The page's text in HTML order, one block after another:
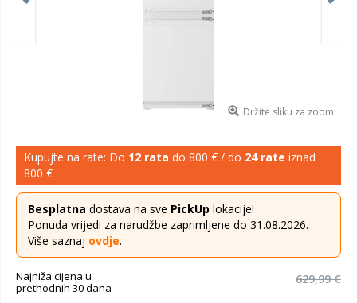
Držite sliku za zoom
Kupujte na rate: Do 12 rata do 800 € / do 24 rate iznad
800 €
Besplatna dostava na sve PickUp lokacije!
Ponuda vrijedi za narudžbe zaprimljene do 31.08.2026.
Više saznaj ovdje.
Najniža cijena u
prethodnih 30 dana
629,99 €